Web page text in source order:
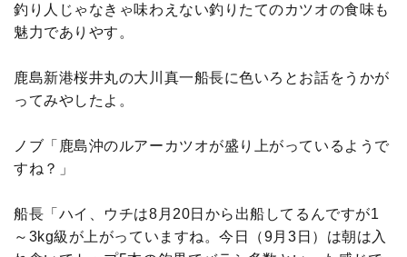
釣り人じゃなきゃ味わえない釣りたてのカツオの食味も
魅力でありやす。
鹿島新港桜井丸の大川真一船長に色いろとお話をうかが
ってみやしたよ。
ノブ「鹿島沖のルアーカツオが盛り上がっているようで
すね？」
船長「ハイ、ウチは8月20日から出船してるんですが1
～3kg級が上がっていますね。今日（9月3日）は朝は入